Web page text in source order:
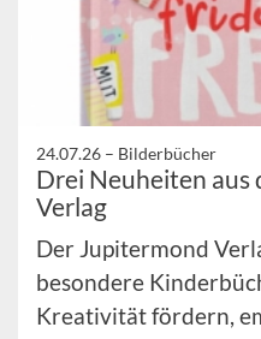
24.07.26 – Bilderbücher
Drei Neuheiten aus
Verlag
Der Jupitermond
besondere
Kreativität fördern,